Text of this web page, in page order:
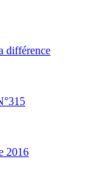
différence
2016